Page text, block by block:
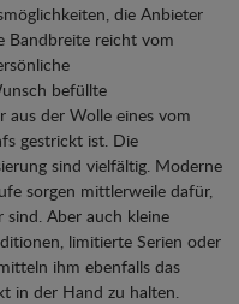
die Anbieter
Bandbreite reicht vom
befüllte
aus der Wolle eines vom
gestrickt ist. Die
sind vielfältig. Moderne
sorgen mittlerweile dafür,
sind. Aber auch kleine
limitierte Serien oder
ihm ebenfalls das
in der Hand zu halten.